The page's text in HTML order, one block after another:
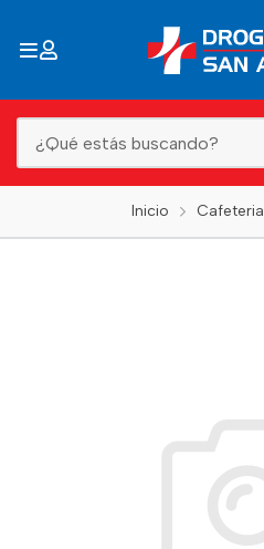
Inicio Cafeteria